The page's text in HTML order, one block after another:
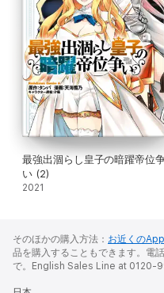
最強出涸らし皇子の暗躍帝位
い (2)
2021
そのほかの購入方法： お近くの
品を購入することもできます。電
で。English Sales Line at 0120-